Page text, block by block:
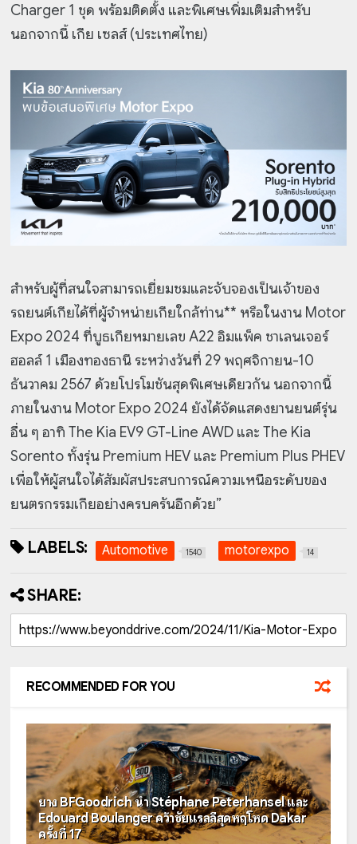
Charger 1 ชุด พร้อมติดตั้ง และพิเศษเพิ่มเติมสำหรับ
นอกจากนี้ เกีย เซลส์ (ประเทศไทย)
สำหรับผู้ที่สนใจสามารถเยี่ยมชมและจับจองเป็นเจ้าของ
รถยนต์เกียได้ที่ผู้จำหน่ายเกียใกล้ท่าน** หรือในงาน Motor
Expo 2024 ที่บูธเกียหมายเลข A22 อิมแพ็ค ชาเลนเจอร์
ฮอลล์ 1 เมืองทองธานี ระหว่างวันที่ 29 พฤศจิกายน-10
ธันวาคม 2567 ด้วยโปรโมชันสุดพิเศษเดียวกัน นอกจากนี้
ภายในงาน Motor Expo 2024 ยังได้จัดแสดงยานยนต์รุ่น
อื่น ๆ อาทิ The Kia EV9 GT-Line AWD และ The Kia
Sorento ทั้งรุ่น Premium HEV และ Premium Plus PHEV
เพื่อให้ผู้สนใจได้สัมผัสประสบการณ์ความเหนือระดับของ
ยนตรกรรมเกียอย่างครบครันอีกด้วย”
LABELS: Automotive 1540 motorexpo 14
SHARE:
RECOMMENDED FOR YOU
ยาง BFGoodrich นำ Stéphane Peterhansel และ
Edouard Boulanger คว้าชัยแรลลีสุดหฤโหด Dakar
ครั้งที่ 17